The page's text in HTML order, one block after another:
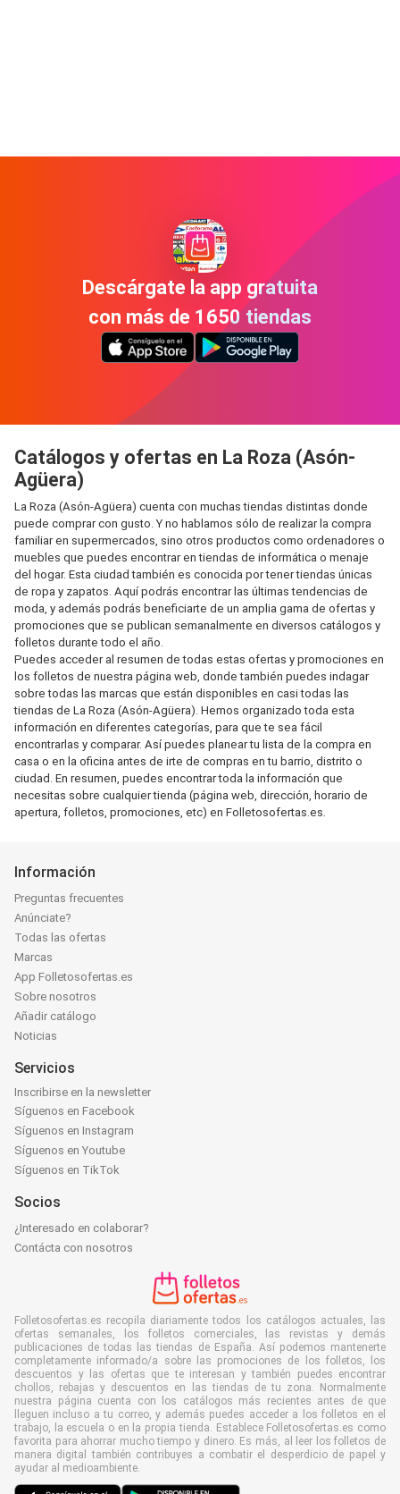
Descárgate la app gratuita
con más de 1650 tiendas
Catálogos y ofertas en La Roza (Asón-
Agüera)
La Roza (Asón-Agüera) cuenta con muchas tiendas distintas donde
puede comprar con gusto. Y no hablamos sólo de realizar la compra
familiar en supermercados, sino otros productos como ordenadores o
muebles que puedes encontrar en tiendas de informática o menaje
del hogar. Esta ciudad también es conocida por tener tiendas únicas
de ropa y zapatos. Aquí podrás encontrar las últimas tendencias de
moda, y además podrás beneficiarte de un amplia gama de ofertas y
promociones que se publican semanalmente en diversos catálogos y
folletos durante todo el año.
Puedes acceder al resumen de todas estas ofertas y promociones en
los folletos de nuestra página web, donde también puedes indagar
sobre todas las marcas que están disponibles en casi todas las
tiendas de La Roza (Asón-Agüera). Hemos organizado toda esta
información en diferentes categorías, para que te sea fácil
encontrarlas y comparar. Así puedes planear tu lista de la compra en
casa o en la oficina antes de irte de compras en tu barrio, distrito o
ciudad. En resumen, puedes encontrar toda la información que
necesitas sobre cualquier tienda (página web, dirección, horario de
apertura, folletos, promociones, etc) en Folletosofertas.es.
Información
Preguntas frecuentes
Anúnciate?
Todas las ofertas
Marcas
App Folletosofertas.es
Sobre nosotros
Añadir catálogo
Noticias
Servicios
Inscribirse en la newsletter
Síguenos en Facebook
Síguenos en Instagram
Síguenos en Youtube
Síguenos en TikTok
Socios
¿Interesado en colaborar?
Contácta con nosotros
Folletosofertas.es recopila diariamente todos los catálogos actuales, las
ofertas semanales, los folletos comerciales, las revistas y demás
publicaciones de todas las tiendas de España. Así podemos mantenerte
completamente informado/a sobre las promociones de los folletos, los
descuentos y las ofertas que te interesan y también puedes encontrar
chollos, rebajas y descuentos en las tiendas de tu zona. Normalmente
nuestra página cuenta con los catálogos más recientes antes de que
lleguen incluso a tu correo, y además puedes acceder a los folletos en el
trabajo, la escuela o en la propia tienda. Establece Folletosofertas.es como
favorita para ahorrar mucho tiempo y dinero. Es más, al leer los folletos de
manera digital también contribuyes a combatir el desperdicio de papel y
ayudar al medioambiente.